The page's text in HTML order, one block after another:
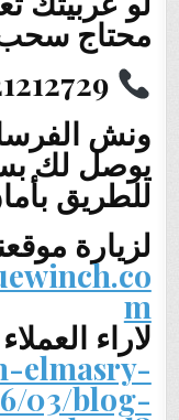
محتاج
ونش
يوصل لك
للطريق
لزيارة
m
لاراء العملاء
elmasry-
03/blog-